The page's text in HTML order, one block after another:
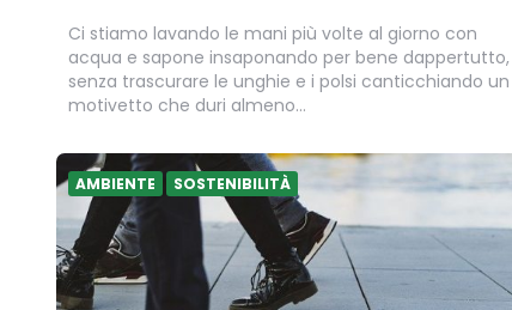
Ci stiamo lavando le mani più volte al giorno con
acqua e sapone insaponando per bene dappertutto,
senza trascurare le unghie e i polsi canticchiando un
motivetto che duri almeno…
AMBIENTE SOSTENIBILITÀ